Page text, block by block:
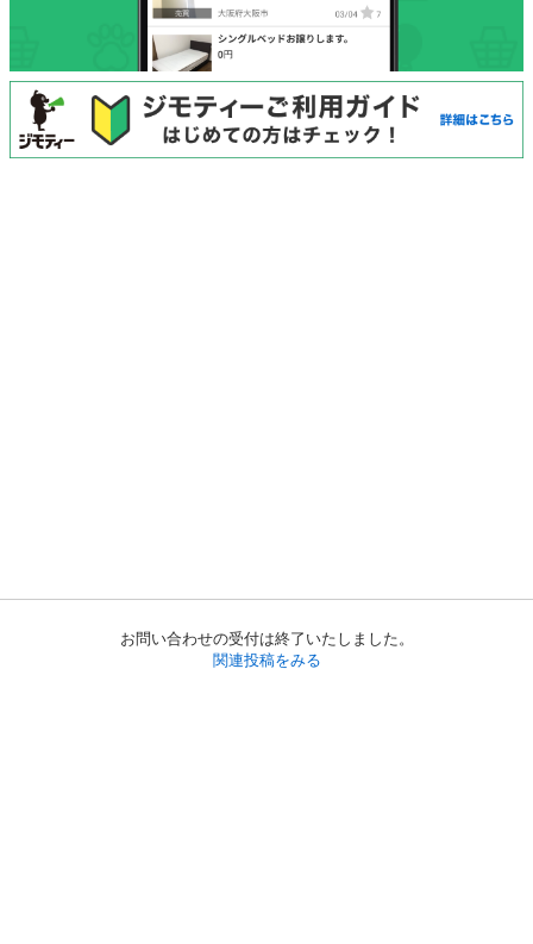
お問い合わせの受付は終了いたしました。
関連投稿をみる